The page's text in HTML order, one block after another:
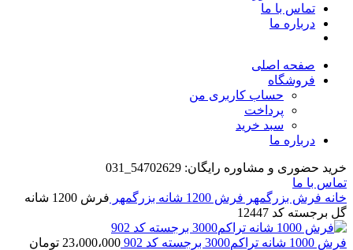
تماس با ما
درباره ما
صفحه اصلی
فروشگاه
حساب کاربری من
پرداخت
سبد خرید
درباره ما
خرید حضوری و مشاوره رایگان: 54702629_031
تماس با ما
خانه فرش بزرگمهر فرش 1200 شانه بزرگمهر
فرش 1200 شانه
گل برجسته کد 12447
فرش 1000 شانه تراکم3000 برجسته کد 902 23،000،000 تومان